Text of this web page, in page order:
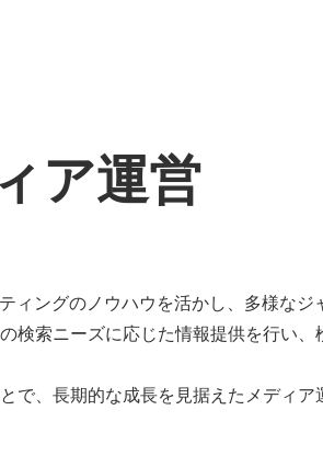
ア運営
ィングのノウハウを活かし、多様なジ
検索ニーズに応じた情報提供を行い
で、長期的な成長を見据えたメディ